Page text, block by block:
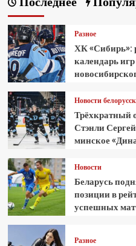
Разное
ХК «Сибирь»:
календарь
Новости
Трёхкратный
Стэнли
минское
Новости
Беларусь
позиции в
успешных
Разное